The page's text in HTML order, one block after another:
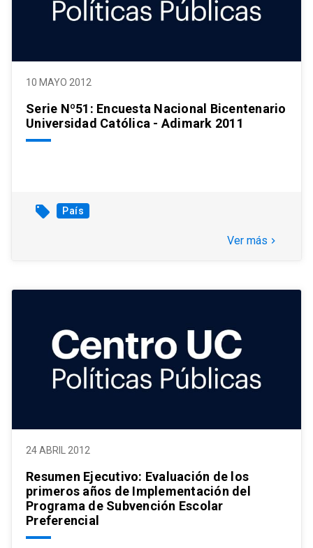
10 MAYO 2012
Serie Nº51: Encuesta Nacional Bicentenario
Universidad Católica - Adimark 2011
local_offer País
Ver más keyboard_arrow_right
24 ABRIL 2012
Resumen Ejecutivo: Evaluación de los
primeros años de Implementación del
Programa de Subvención Escolar
Preferencial